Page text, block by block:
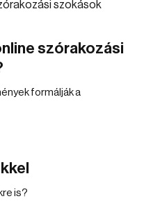
szórakozási
formálják a
is?